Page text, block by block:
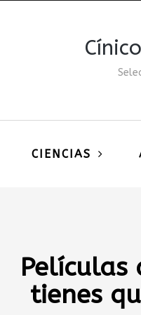
CIENCIAS
Películas
tienes